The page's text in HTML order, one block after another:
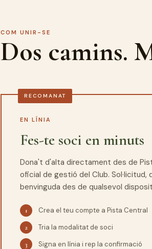
COM UNIR-SE
Dos camins.
RECOMANAT
EN LÍNIA
Fes-te soci en minuts
Dona't d'alta directament des de
oficial de gestió del Club. Sol·licitud,
benvinguda des de qualsevol
Crea el teu compte a Pista Central
Tria la modalitat de soci
Signa en línia i rep la confirmació